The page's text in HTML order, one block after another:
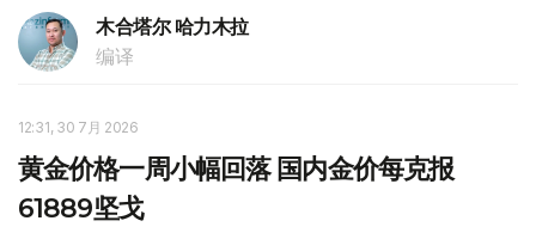
木合塔尔 哈力木拉
编译
12:31, 30 7月 2026
黄金价格一周小幅回落 国内金价每克报
61889坚戈